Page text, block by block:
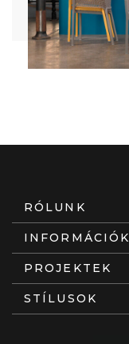
RÓLUNK
INFORMÁCIÓK
PROJEKTEK
STÍLUSOK